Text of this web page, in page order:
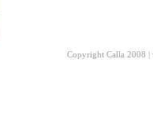
Copyright Calla 2008 |